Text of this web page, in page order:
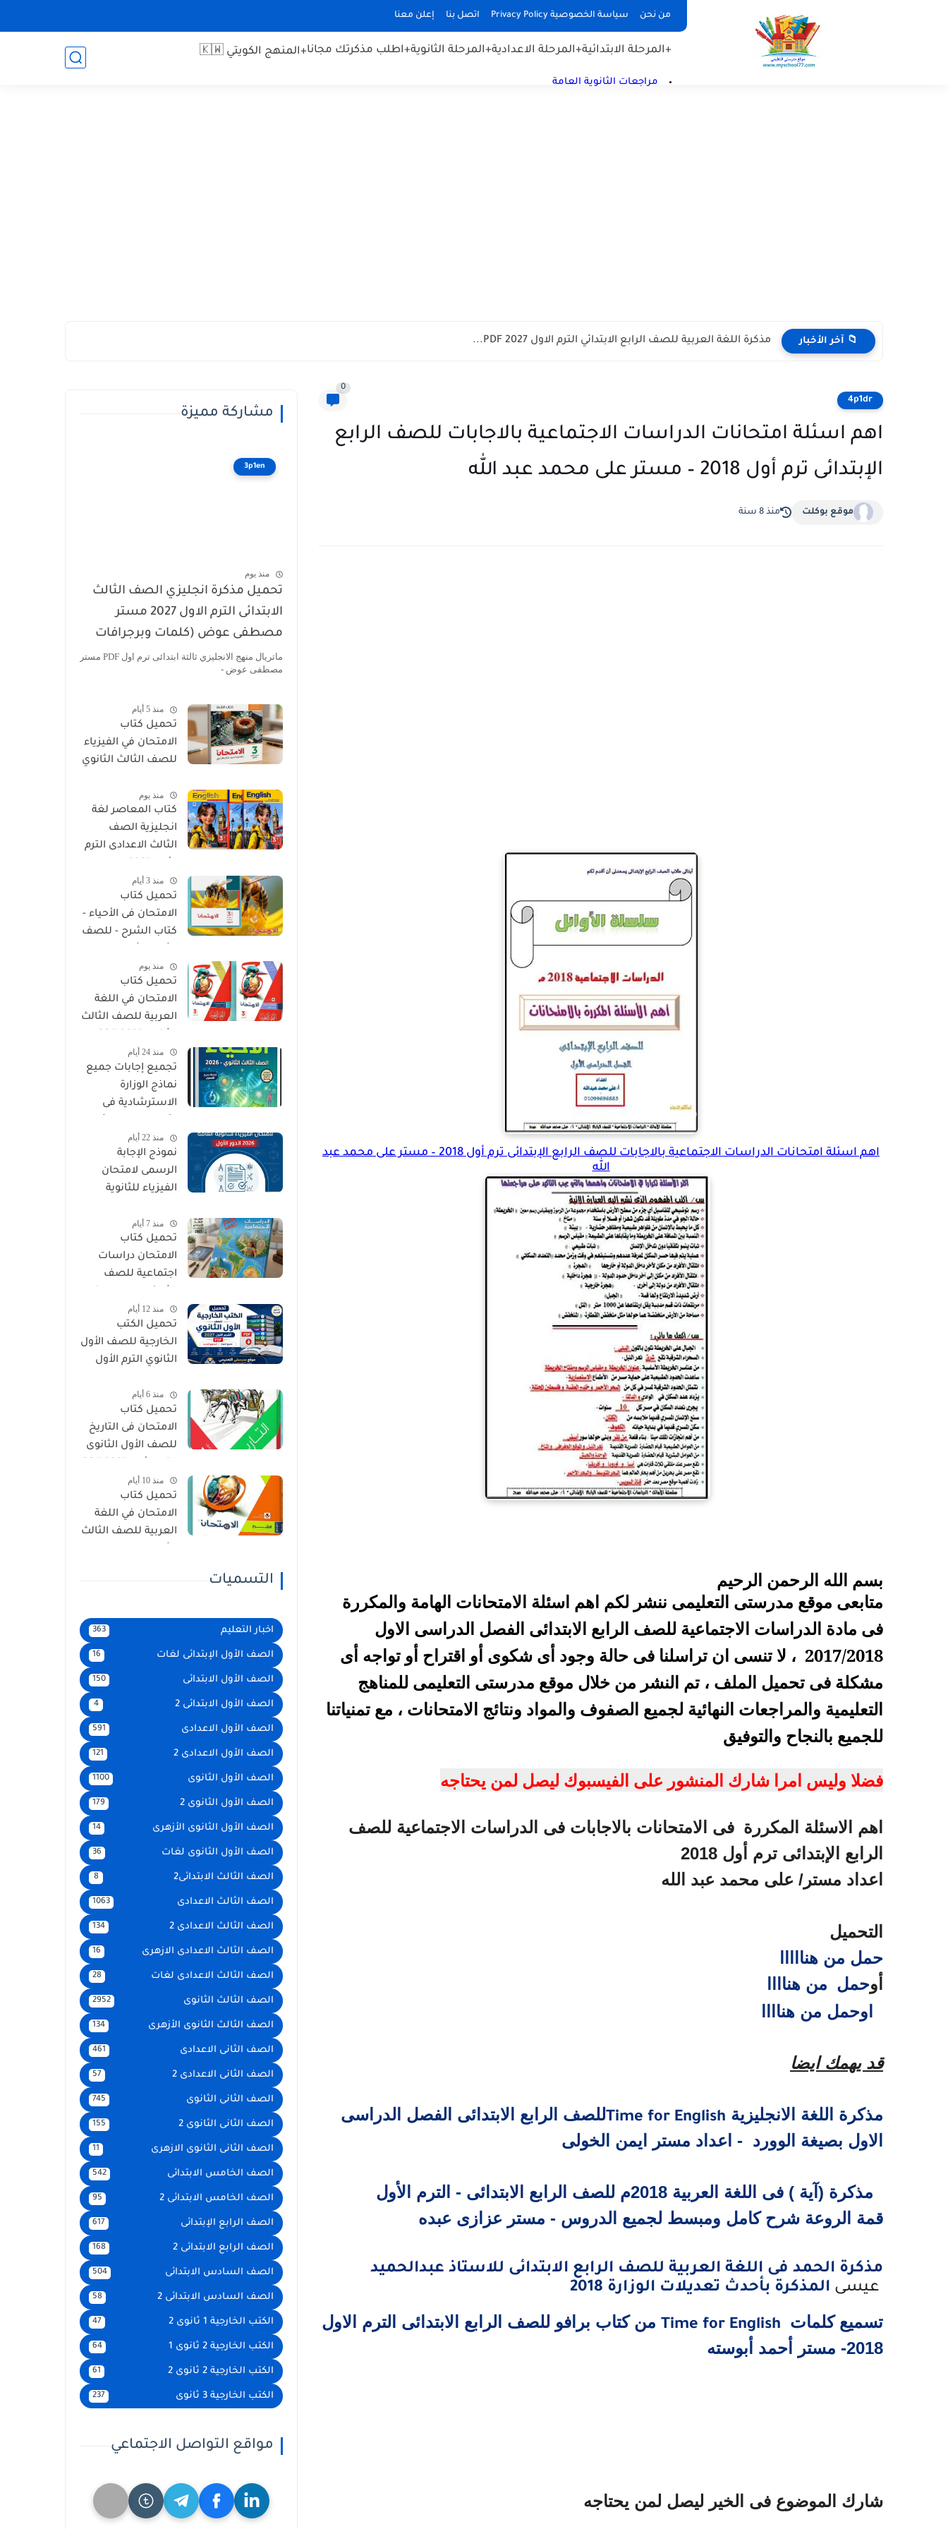
من نحن سياسة الخصوصية Privacy Policy اتصل بنا إعلن معنا
+المرحلة الابتدائية+المرحلة الاعدادية+المرحلة الثانوية+اطلب مذكرتك مجانا+المنهج الكويتي 🇰🇼
مراجعات الثانوية العامة
📁 آخر الأخبار مذكرة اللغة العربية للصف الرابع الابتدائي الترم الاول 2027 PDF...
4p1dr
0
اهم اسئلة امتحانات الدراسات الاجتماعية بالاجابات للصف الرابع
الإبتدائى ترم أول 2018 – مستر على محمد عبد الله
موقع بوكلت منذ 8 سنة
اهم اسئلة امتحانات الدراسات الاجتماعية بالاجابات للصف الرابع الإبتدائى ترم أول 2018 – مستر على محمد عبد
الله
بسم الله الرحمن الرحيم
متابعى موقع مدرستى التعليمى ننشر لكم اهم اسئلة الامتحانات الهامة والمكررة
فى مادة الدراسات الاجتماعية للصف الرابع الابتدائى الفصل الدراسى الاول
2017/2018 ، لا تنسى ان تراسلنا فى حالة وجود أى شكوى أو اقتراح أو تواجه أى
مشكلة فى تحميل الملف ، تم النشر من خلال موقع مدرستى التعليمى للمناهج
التعليمية والمراجعات النهائية لجميع الصفوف والمواد ونتائج الامتحانات ، مع تمنياتنا
للجميع بالنجاح والتوفيق
فضلا وليس امرا شارك المنشور على الفيسبوك ليصل لمن يحتاجه
اهم الاسئلة المكررة فى الامتحانات بالاجابات فى الدراسات الاجتماعية للصف
الرابع الإبتدائى ترم أول 2018
اعداد مستر/ على محمد عبد الله
التحميل
حمل من هنااااا
أوحمل من هناااا
اوحمل من هناااا
قد يهمك ايضا
مذكرة اللغة الانجليزية Time for English للصف الرابع الابتدائى الفصل الدراسى
الاول بصيغة الوورد - اعداد مستر ايمن الخولى
مذكرة (آية ) فى اللغة العربية 2018م للصف الرابع الابتدائى - الترم الأول
قمة الروعة شرح كامل ومبسط لجميع الدروس - مستر عزازى عبده
مذكرة الحمد فى اللغة العربية للصف الرابع الابتدائى للاستاذ عبدالحميد
عيسى المذكرة بأحدث تعديلات الوزارة 2018
تسميع كلمات Time for English من كتاب برافو للصف الرابع الابتدائى الترم الاول
2018- مستر أحمد أبوسته
شارك الموضوع فى الخير ليصل لمن يحتاجه
مشاركة مميزة
3p1en
منذ يوم
تحميل مذكرة انجليزي الصف الثالث
الابتدائى الترم الاول 2027 مستر
مصطفى عوض (كلمات وبرجرافات
مصورة PDF)
ماتريال منهج الانجليزي ثالثة ابتدائى ترم اول PDF مستر
مصطفى عوض -
منذ 5 أيام
تحميل كتاب
الامتحان في الفيزياء
للصف الثالث الثانوي
الشرح
منذ يوم
كتاب المعاصر لغة
انجليزية الصف
الثالث الاعدادى الترم
منذ 3 أيام
تحميل كتاب
الامتحان فى الأحياء -
كتاب الشرح - للصف
PDFمنذ يوم
تحميل كتاب
الامتحان في اللغة
العربية للصف الثالث
كتاب الأسئلة
والتدريبات كامل
منذ 24 أيام
تجميع إجابات جميع
نماذج الوزارة
الاسترشادية فى
الثانوي 2026
منذ 22 أيام
نموذج الإجابة
الرسمى لامتحان
الفيزياء للثانوية
الأول
منذ 7 أيام
تحميل كتاب
الامتحان دراسات
اجتماعية للصف
الأول 2027 PDF
منذ 12 أيام
تحميل الكتب
الخارجية للصف الأول
الثانوي الترم الأول
المواد المنهج
الجديد)
منذ 6 أيام
تحميل كتاب
الامتحان فى التاريخ
للصف الأول الثانوى
النسخة الجديدة
منذ 10 أيام
تحميل كتاب
الامتحان في اللغة
العربية للصف الثالث
التسميات
اخبار التعليم 363
الصف الأول الإبتدائى لغات 16
الصف الأول الابتدائى 150
الصف الأول الابتدائى 2 4
الصف الأول الاعدادى 591
الصف الأول الاعدادى 2 121
الصف الأول الثانوى 1100
الصف الأول الثانوى 2 179
الصف الأول الثانوى الأزهرى 14
الصف الأول الثانوى لغات 36
الصف الثالث الابتدائى2 8
الصف الثالث الاعدادى 1063
الصف الثالث الاعدادى 2 134
الصف الثالث الاعدادى الازهرى 16
الصف الثالث الاعدادى لغات 28
الصف الثالث الثانوى 2952
الصف الثالث الثانوى الأزهرى 134
الصف الثانى الاعدادى 461
الصف الثانى الاعدادى 2 57
الصف الثانى الثانوى 745
الصف الثانى الثانوى 2 155
الصف الثانى الثانوى الازهرى 11
الصف الخامس الابتدائى 542
الصف الخامس الابتدائى 2 95
الصف الرابع الإبتدائى 617
الصف الرابع الابتدائى 2 168
الصف السادس الابتدائى 504
الصف السادس الابتدائى 2 58
الكتب الخارجية 1 ثانوى 2 47
الكتب الخارجية 2 ثانوى 1 64
الكتب الخارجية 2 ثانوى 2 61
الكتب الخارجية 3 ثانوى 237
مواقع التواصل الاجتماعي